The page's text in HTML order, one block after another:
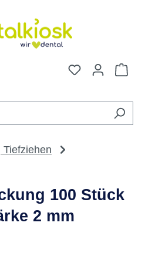
Du hast 0
Tiefziehen
100 Stück
2 mm